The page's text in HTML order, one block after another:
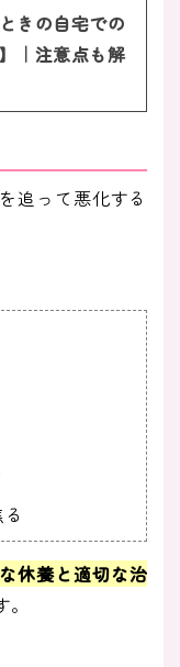
きの自宅での
｜注意点も解
追って悪化する
休養と適切な治